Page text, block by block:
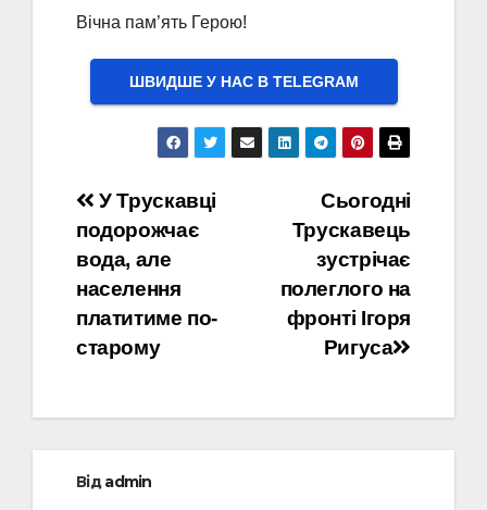
Вічна пам’ять Герою!
ШВИДШЕ У НАС В ТELEGRAM
Навігація
записів
Сьогодні
Трускавець
зустрічає
полеглого на
фронті Ігоря
Ригуса
У Трускавці
подорожчає
вода, але
населення
платитиме по-
старому
Відadmin